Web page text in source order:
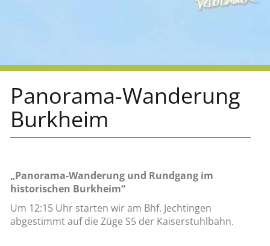
Panorama-Wanderung
Burkheim
„Panorama-Wanderung und Rundgang im
historischen Burkheim“
Um 12:15 Uhr starten wir am Bhf. Jechtingen
abgestimmt auf die Züge S5 der Kaiserstuhlbahn.